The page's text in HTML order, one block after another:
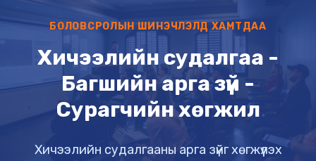
БОЛОВСРОЛЫН ШИНЭЧЛЭЛД ХАМТДАА
Хичээлийн судалгаа -
Багшийн арга зүй -
Сурагчийн хөгжил
Хичээлийн судалгааны арга зүйг хөгжүүлэх